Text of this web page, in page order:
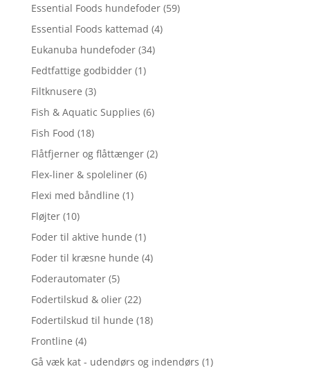
Essential Foods hundefoder (59)
Essential Foods kattemad (4)
Eukanuba hundefoder (34)
Fedtfattige godbidder (1)
Filtknusere (3)
Fish & Aquatic Supplies (6)
Fish Food (18)
Flåtfjerner og flåttænger (2)
Flex-liner & spoleliner (6)
Flexi med båndline (1)
Fløjter (10)
Foder til aktive hunde (1)
Foder til kræsne hunde (4)
Foderautomater (5)
Fodertilskud & olier (22)
Fodertilskud til hunde (18)
Frontline (4)
Gå væk kat - udendørs og indendørs (1)